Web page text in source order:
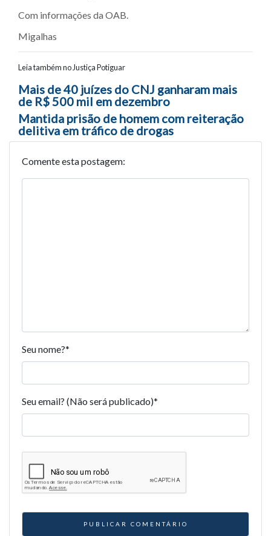
Com informações da OAB.
Migalhas
Leia também no Justiça Potiguar
Navegação entre posts
Mais de 40 juízes do CNJ ganharam mais
de R$ 500 mil em dezembro
Mantida prisão de homem com reiteração
delitiva em tráfico de drogas
Comente esta postagem:
Seu nome?*
Seu email? (Não será publicado)*